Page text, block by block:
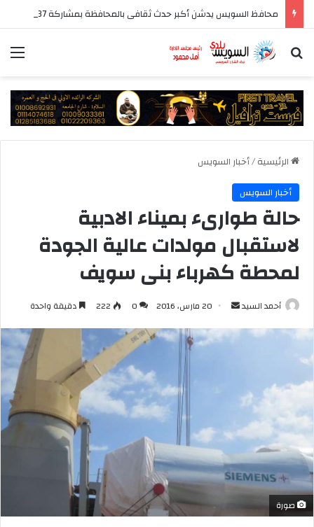
محافظ السويس يدشن أكبر حدث ثقافى بالمحافظة بمشاركة 37 دار نشر مصرية
بحث عن
الرئيسية/أخبار السويس
أخبار السويس
حالة طوارىء بميناء الادبية
لاستقبال مولدات عالية الجودة
لمحطة كهرباء بنى سويف
أحمد السيد
أرسل
إلكترونيا
20 مارس، 2016 0
222 دقيقة واحدة
صورة